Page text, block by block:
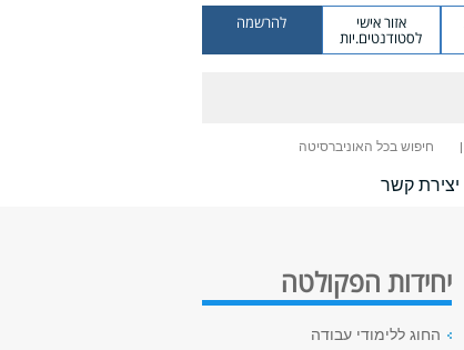
אזור אישי
לסטודנטים.יות
להרשמה
חיפוש בכל האוניברסיטה
יצירת קשר
יחידות הפקולטה
החוג ללימודי עבודה